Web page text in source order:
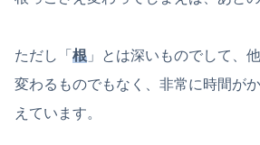
ただし「 根 」とは深いものでして、
変わるものでもなく、非常に時間が
えています。